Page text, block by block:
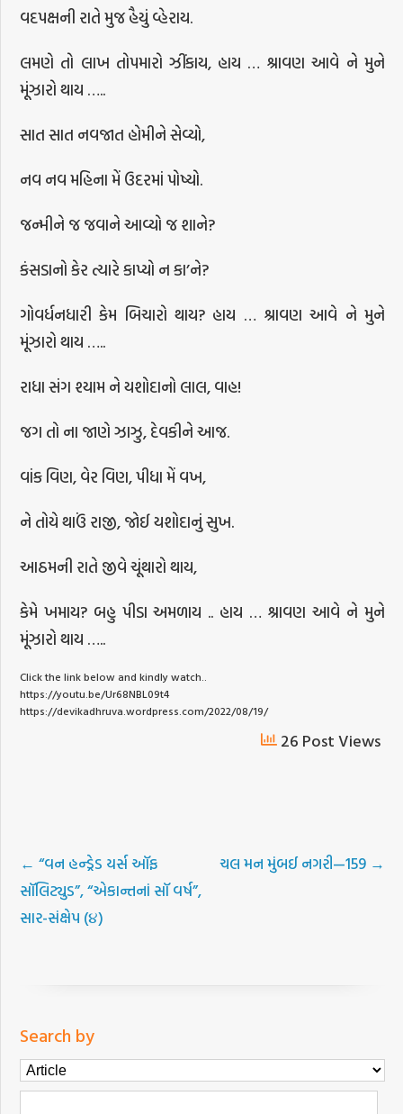
વદપક્ષની રાતે મુજ હૈયું વ્હેરાય.
લમણે તો લાખ તોપમારો ઝીંકાય, હાય … શ્રાવણ આવે ને મુને
મૂંઝારો થાય …..
સાત સાત નવજાત હોમીને સેવ્યો,
નવ નવ મહિના મેં ઉદરમાં પોષ્યો.
જન્મીને જ જવાને આવ્યો જ શાને?
કંસડાનો કેર ત્યારે કાપ્યો ન કા’ને?
ગોવર્ધનધારી કેમ બિચારો થાય? હાય … શ્રાવણ આવે ને મુને
મૂંઝારો થાય …..
રાધા સંગ શ્યામ ને યશોદાનો લાલ, વાહ!
જગ તો ના જાણે ઝાઝુ, દેવકીને આજ.
વાંક વિણ, વેર વિણ, પીધા મેં વખ,
ને તોયે થાઉં રાજી, જોઈ યશોદાનું સુખ.
આઠમની રાતે જીવે ચૂંથારો થાય,
કેમે ખમાય? બહુ પીડા અમળાય .. હાય … શ્રાવણ આવે ને મુને
મૂંઝારો થાય …..
Click the link below and kindly watch..
https://youtu.be/Ur68NBL09t4
https://devikadhruva.wordpress.com/2022/08/19/
26 Post Views
← “વન હન્ડ્રેડ યર્સ ઑફ
સૉલિટ્યુડ”, “એકાન્તનાં સૉ વર્ષ”,
સાર-સંક્ષેપ (૪)
ચલ મન મુંબઈ નગરી—159 →
Search by